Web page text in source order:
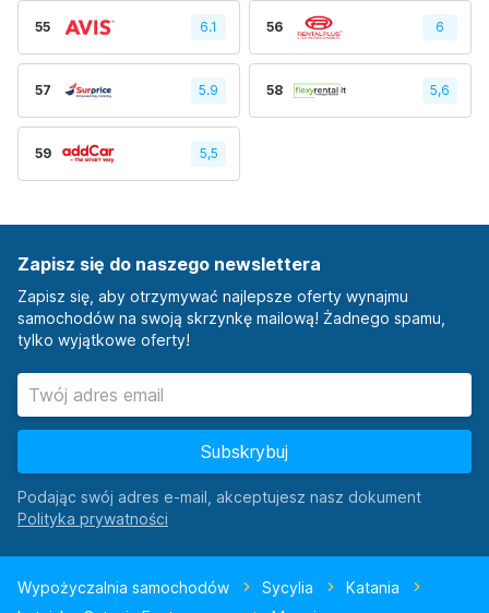
55 6.1 56 6
57 5.9 58 5,6
59 5,5
Zapisz się do naszego newslettera
Zapisz się, aby otrzymywać najlepsze oferty wynajmu
samochodów na swoją skrzynkę mailową! Żadnego spamu,
tylko wyjątkowe oferty!
Subskrybuj
Podając swój adres e-mail, akceptujesz nasz dokument
Wypożyczalnia samochodów Sycylia
Katania